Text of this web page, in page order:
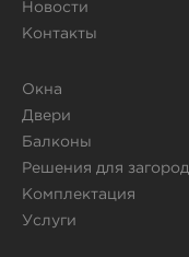
Новости
Контакты
Окна
Двери
Балконы
Решения для
Комплектация
Услуги